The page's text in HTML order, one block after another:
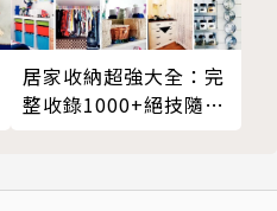
救出岳夫人出關
六妻七十二子臨終無子
五雷陣
安南討貢封王
居家收納超強大全：完
整收錄1000+絕技隨時